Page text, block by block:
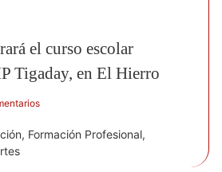
el curso escolar
Tigaday, en El Hierro
Formación Profesional,